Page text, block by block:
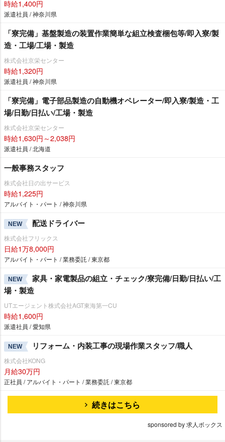
時給1,400円
派遣社員 / 神奈川県
「寮完備」基盤製造の装置作業簡単な組立検査梱包等/即入寮/製
造・工場/工場・製造
株式会社京栄センター
時給1,320円
派遣社員 / 神奈川県
「寮完備」電子部品製造の自動機オペレーター/即入寮/製造・工
場/日勤/日払い/工場・製造
株式会社京栄センター
時給1,630円～2,038円
派遣社員 / 北海道
一般事務スタッフ
株式会社日の出サービス
時給1,225円
アルバイト・パート / 神奈川県
NEW 配送ドライバー
株式会社フリックス
日給1万8,000円
アルバイト・パート / 業務委託 / 東京都
NEW
家具・家電製品の組立・チェック/寮完備/日勤/日払い/工
場・製造
UTエージェント株式会社AGT東海第一CU
時給1,600円
派遣社員 / 愛知県
NEW リフォーム・内装工事の現場作業スタッフ/職人
株式会社KONG
月給30万円
正社員 / アルバイト・パート / 業務委託 / 東京都
続きはこちら
sponsored by 求人ボックス